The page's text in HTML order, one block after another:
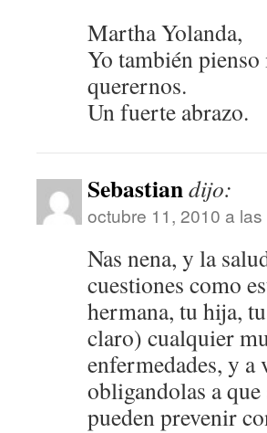
Martha Yolanda,
Yo también
querernos.
Un fuerte abrazo.
Sebastiandijo:
octubre 11, 2010 a
Nas nena, y la
cuestiones como
hermana, tu hija,
claro) cualquier
enfermedades, y a
obligandolas a
pueden prevenir